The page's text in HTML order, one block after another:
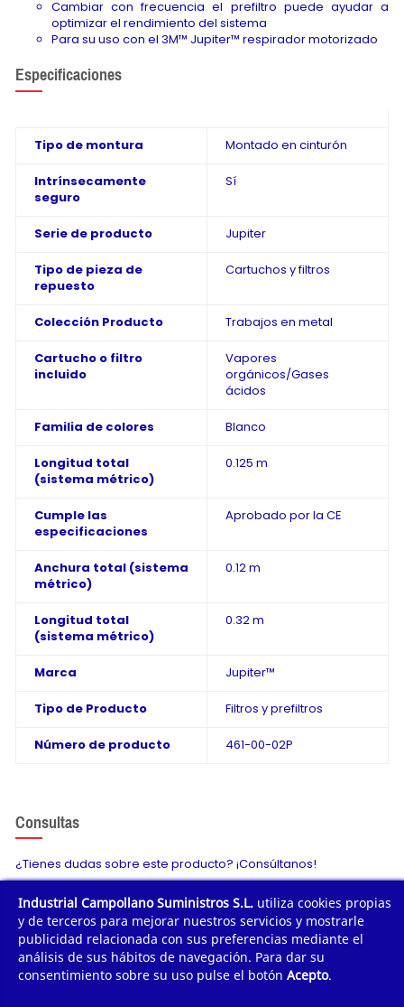
Cambiar con frecuencia el prefiltro puede ayudar a
optimizar el rendimiento del sistema
Para su uso con el 3M™ Jupiter™ respirador motorizado
Especificaciones
Tipo de montura Montado en cinturón
Intrínsecamente
seguro
Sí
Serie de producto Jupiter
Tipo de pieza de
repuesto
Cartuchos y filtros
Colección Producto Trabajos en metal
Cartucho o filtro
incluido
Vapores
orgánicos/Gases
ácidos
Familia de colores Blanco
Longitud total
(sistema métrico)
0.125 m
Cumple las
especificaciones
Aprobado por la CE
Anchura total (sistema
métrico)
0.12 m
Longitud total
(sistema métrico)
0.32 m
Marca Jupiter™
Tipo de Producto Filtros y prefiltros
Número de producto 461-00-02P
Consultas
¿Tienes dudas sobre este producto? ¡Consúltanos!
Envíanos tu consulta
Industrial Campollano Suministros S.L. utiliza cookies propias
y de terceros para mejorar nuestros servicios y mostrarle
publicidad relacionada con sus preferencias mediante el
análisis de sus hábitos de navegación. Para dar su
consentimiento sobre su uso pulse el botón Acepto.